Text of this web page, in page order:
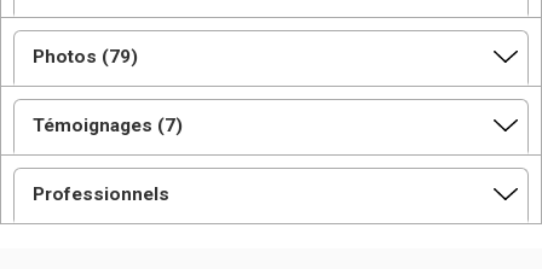
Photos (79)
Témoignages (7)
Professionnels